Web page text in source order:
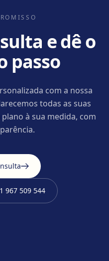
e dê o
passo
com a nossa
todas as suas
à sua medida, com
967 509 544